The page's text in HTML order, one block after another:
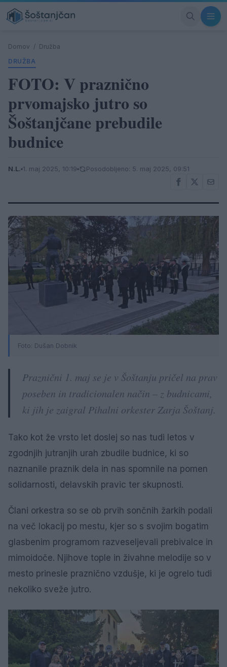
Domov / Družba
DRUŽBA
FOTO: V praznično
prvomajsko jutro so
Šoštanjčane prebudile
budnice
N.L. 1. maj 2025, 10:19 Posodobljeno: 5. maj 2025, 09:51
Foto: Dušan Dobnik
Praznični 1. maj se je v Šoštanju pričel na prav
poseben in tradicionalen način – z budnicami,
ki jih je zaigral Pihalni orkester Zarja Šoštanj.
Tako kot že vrsto let doslej so nas tudi letos v
zgodnjih jutranjih urah zbudile budnice, ki so
naznanile praznik dela in nas spomnile na pomen
solidarnosti, delavskih pravic ter skupnosti.
Člani orkestra so se ob prvih sončnih žarkih podali
na več lokacij po mestu, kjer so s svojim bogatim
glasbenim programom razveseljevali prebivalce in
mimoidoče. Njihove tople in živahne melodije so v
mesto prinesle praznično vzdušje, ki je ogrelo tudi
nekoliko sveže jutro.